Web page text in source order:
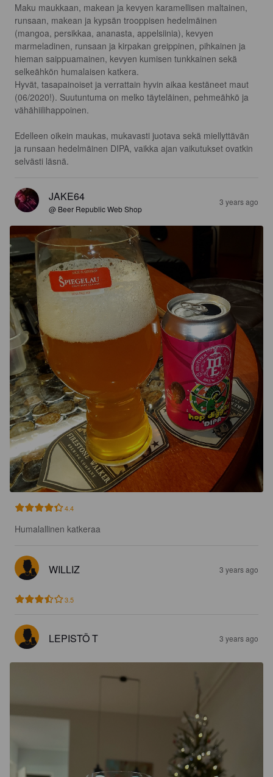
Maku maukkaan, makean ja kevyen karamellisen maltainen,
runsaan, makean ja kypsän trooppisen hedelmäinen
(mangoa, persikkaa, ananasta, appelsiinia), kevyen
marmeladinen, runsaan ja kirpakan greippinen, pihkainen ja
hieman saippuamainen, kevyen kumisen tunkkainen sekä
selkeähkön humalaisen katkera.
Hyvät, tasapainoiset ja verrattain hyvin aikaa kestäneet maut
(06/2020!). Suutuntuma on melko täyteläinen, pehmeähkö ja
vähähiilihappoinen.
Edelleen oikein maukas, mukavasti juotava sekä miellyttävän
ja runsaan hedelmäinen DIPA, vaikka ajan vaikutukset ovatkin
selvästi läsnä.
JAKE64
@ Beer Republic Web Shop
3 years ago
4.4
Humalallinen katkeraa
WILLIZ 3 years ago
3.5
LEPISTÖ T 3 years ago